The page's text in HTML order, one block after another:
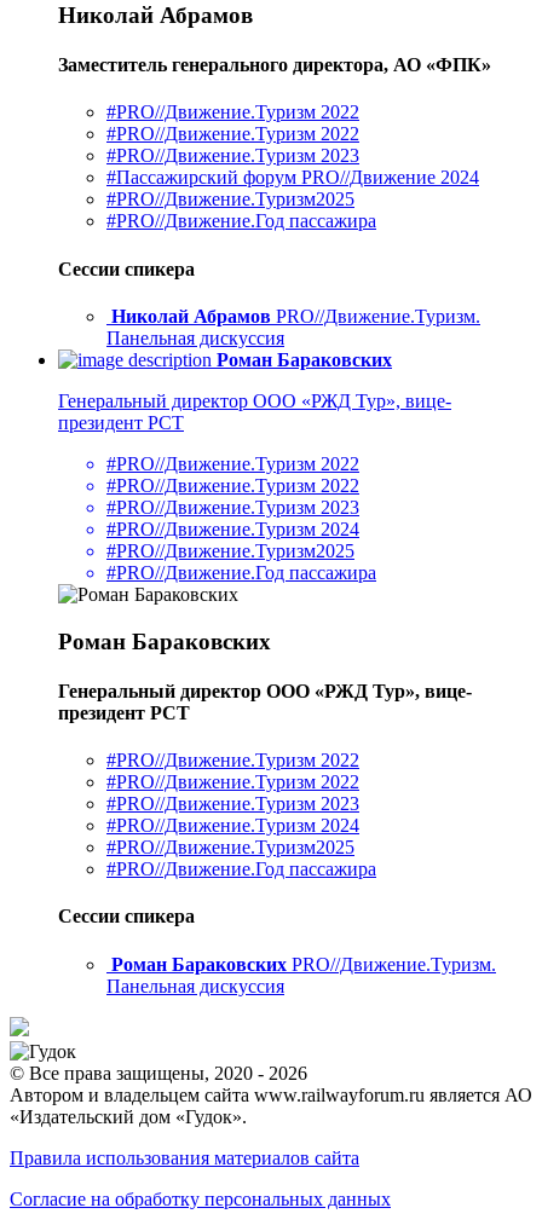
Николай Абрамов
Заместитель генерального директора, АО «ФПК»
#PRO//Движение.Туризм 2022
#PRO//Движение.Туризм 2022
#PRO//Движение.Туризм 2023
#Пассажирский форум PRO//Движение 2024
#PRO//Движение.Туризм2025
#PRO//Движение.Год пассажира
Сессии спикера
Николай Абрамов PRO//Движение.Туризм.
Панельная дискуссия
Роман Бараковских
Генеральный директор ООО «РЖД Тур», вице-
президент РСТ
#PRO//Движение.Туризм 2022
#PRO//Движение.Туризм 2022
#PRO//Движение.Туризм 2023
#PRO//Движение.Туризм 2024
#PRO//Движение.Туризм2025
#PRO//Движение.Год пассажира
Роман Бараковских
Генеральный директор ООО «РЖД Тур», вице-
президент РСТ
#PRO//Движение.Туризм 2022
#PRO//Движение.Туризм 2022
#PRO//Движение.Туризм 2023
#PRO//Движение.Туризм 2024
#PRO//Движение.Туризм2025
#PRO//Движение.Год пассажира
Сессии спикера
Роман Бараковских PRO//Движение.Туризм.
Панельная дискуссия
© Все права защищены, 2020 - 2026
Автором и владельцем сайта www.railwayforum.ru является АО
«Издательский дом «Гудок».
Правила использования материалов сайта
Согласие на обработку персональных данных